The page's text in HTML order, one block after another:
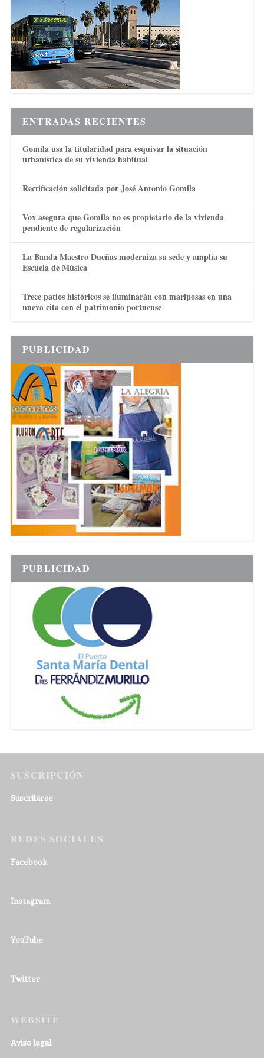
ENTRADAS RECIENTES
Gomila usa la titularidad para esquivar la situación
urbanística de su vivienda habitual
Rectificación solicitada por José Antonio Gomila
Vox asegura que Gomila no es propietario de la vivienda
pendiente de regularización
La Banda Maestro Dueñas moderniza su sede y amplía su
Escuela de Música
Trece patios históricos se iluminarán con mariposas en una
nueva cita con el patrimonio portuense
PUBLICIDAD
PUBLICIDAD
SUSCRIPCIÓN
Suscribirse
REDES SOCIALES
Facebook
Instagram
YouTube
Twitter
WEBSITE
Aviso legal